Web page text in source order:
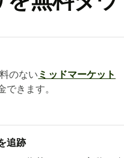
のない ミッドマーケット
できます。
追跡